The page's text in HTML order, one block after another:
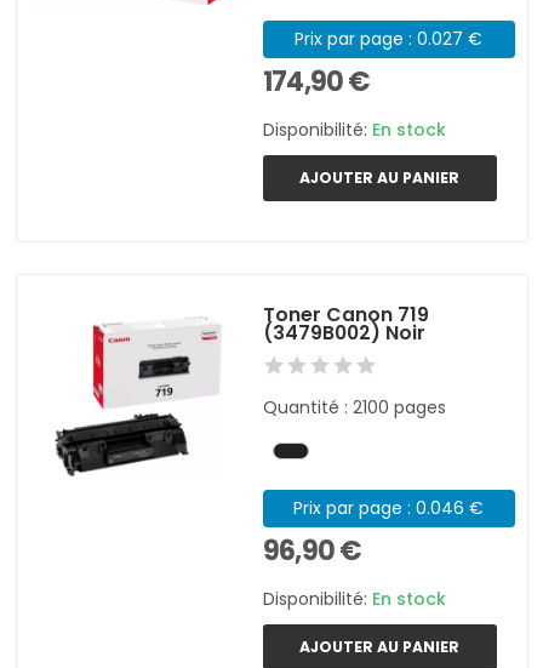
Prix par page : 0.027 €
174,90 €
Disponibilité: En stock
AJOUTER AU PANIER
Toner Canon 719
(3479B002) Noir
Quantité : 2100 pages
Prix par page : 0.046 €
96,90 €
Disponibilité: En stock
AJOUTER AU PANIER